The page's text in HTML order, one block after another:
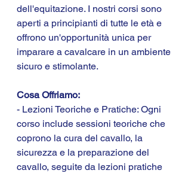
dell'equitazione. I nostri corsi sono
aperti a principianti di tutte le età e
offrono un'opportunità unica per
imparare a cavalcare in un ambiente
sicuro e stimolante.
Cosa Offriamo:
- Lezioni Teoriche e Pratiche: Ogni
corso include sessioni teoriche che
coprono la cura del cavallo, la
sicurezza e la preparazione del
cavallo, seguite da lezioni pratiche